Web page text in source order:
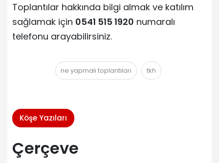
Toplantılar hakkında bilgi almak ve katılım
sağlamak için 0541 515 1920 numaralı
telefonu arayabilirsiniz.
ne yapmalı toplantıları tkh
Köşe Yazıları
Çerçeve